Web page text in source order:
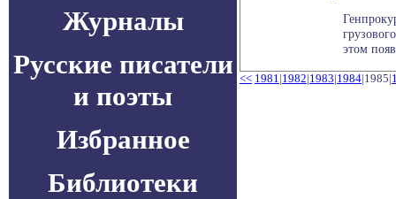
Журналы
Русские писатели
и поэты
Избранное
Библиотеки
этом
<< 1981|1982|1983|1984|1985|